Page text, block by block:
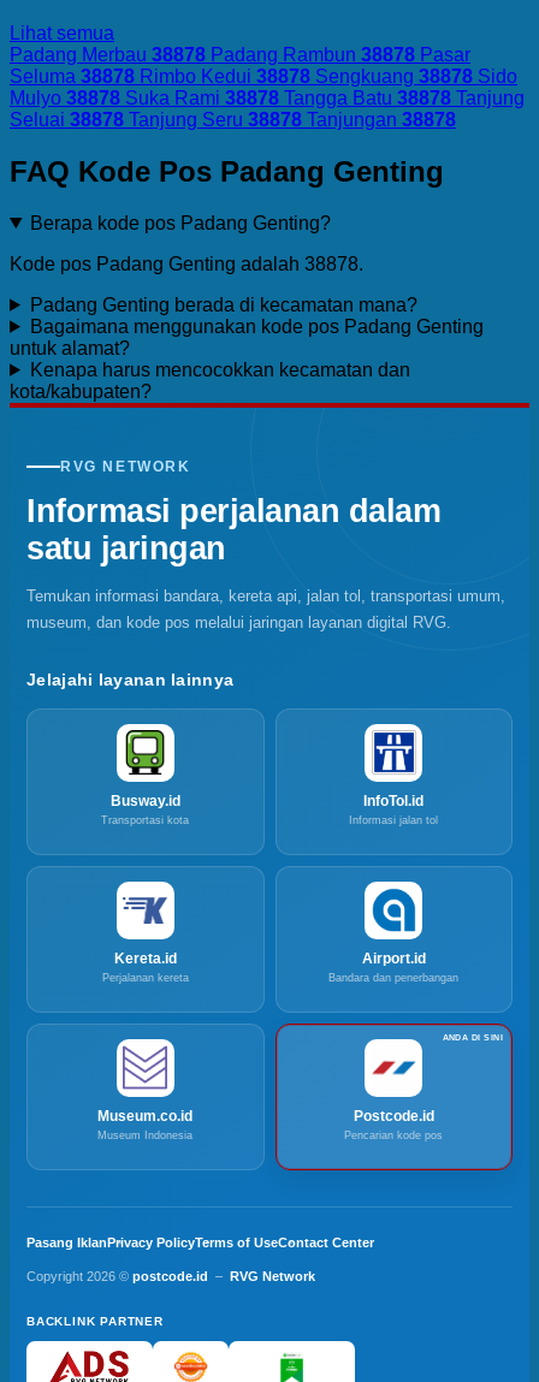
Lihat semua
Padang Merbau 38878 Padang Rambun 38878 Pasar
Seluma 38878 Rimbo Kedui 38878 Sengkuang 38878 Sido
Mulyo 38878 Suka Rami 38878 Tangga Batu 38878 Tanjung
Seluai 38878 Tanjung Seru 38878 Tanjungan 38878
FAQ Kode Pos Padang Genting
Berapa kode pos Padang Genting?
Kode pos Padang Genting adalah 38878.
Padang Genting berada di kecamatan mana?
Bagaimana menggunakan kode pos Padang Genting
untuk alamat?
Kenapa harus mencocokkan kecamatan dan
kota/kabupaten?
RVG NETWORK
Informasi perjalanan dalam
satu jaringan
Temukan informasi bandara, kereta api, jalan tol, transportasi umum,
museum, dan kode pos melalui jaringan layanan digital RVG.
Jelajahi layanan lainnya
Busway.id
Transportasi kota
InfoTol.id
Informasi jalan tol
Kereta.id
Perjalanan kereta
Airport.id
Bandara dan penerbangan
Museum.co.id
Museum Indonesia
Postcode.id
Pencarian kode pos
Pasang IklanPrivacy PolicyTerms of UseContact Center
Copyright 2026 © postcode.id – RVG Network
BACKLINK PARTNER